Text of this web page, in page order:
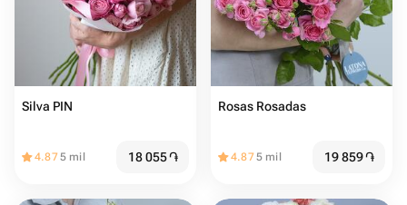
Silva PIN
4.875 mil 18 055֏
Rosas Rosadas
4.875 mil 19 859֏